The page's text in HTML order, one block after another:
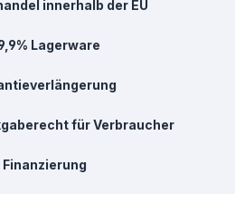
innerhalb der EU
Lagerware
für Verbraucher
Finanzierung